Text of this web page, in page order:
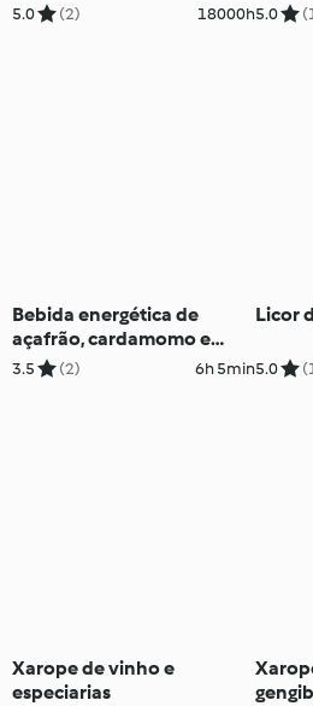
5.0 (2) 18000h5.0
Bebida energética de
açafrão, cardamomo e
amêndoa
3.5 (2) 6h 5min
Licor
5.0
Xarope de vinho e
especiarias